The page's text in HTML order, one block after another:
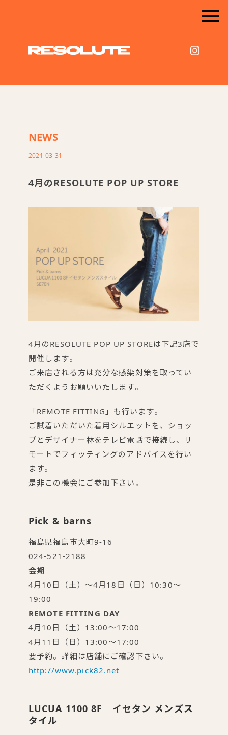
NEWS
2021-03-31
4月のRESOLUTE POP UP STORE
4月のRESOLUTE POP UP STOREは下記3店で
開催します。
ご来店される方は充分な感染対策を取ってい
ただくようお願いいたします。
「REMOTE FITTING」も行います。
ご試着いただいた着用シルエットを、ショッ
プとデザイナー林をテレビ電話で接続し、リ
モートでフィッティングのアドバイスを行い
ます。
是非この機会にご参加下さい。
Pick & barns
福島県福島市大町9-16
024-521-2188
会期
4月10日（土）～4月18日（日）10:30～
19:00
REMOTE FITTING DAY
4月10日（土）13:00～17:00
4月11日（日）13:00～17:00
要予約。詳細は店舗にご確認下さい。
http://www.pick82.net
LUCUA 1100 8F イセタン メンズス
タイル